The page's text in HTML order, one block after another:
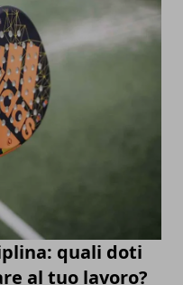
quali doti
al tuo lavoro?